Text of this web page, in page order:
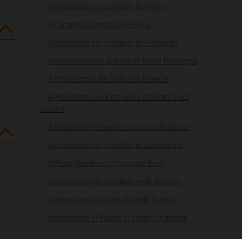
Agriturismo per bambini in Puglia
Strutture per gruppi in Puglia
Agriturismo per bambini in Piemonte
Agriturismo con piscina in Emilia Romagna
Agriturismo sulle colline di Firenze
Agriturismo dove trovare i prodotti tipici
toscani
Agriturismi Piemonte con corsi di cucina
Agriturismo per bambini in Lombardia
Offerte Weekend e Vacanze Brevi
Agriturismo per bambini nelle Marche
Agriturismo per luna di miele in Italia
Agriturismo in Puglia in strutture tipiche